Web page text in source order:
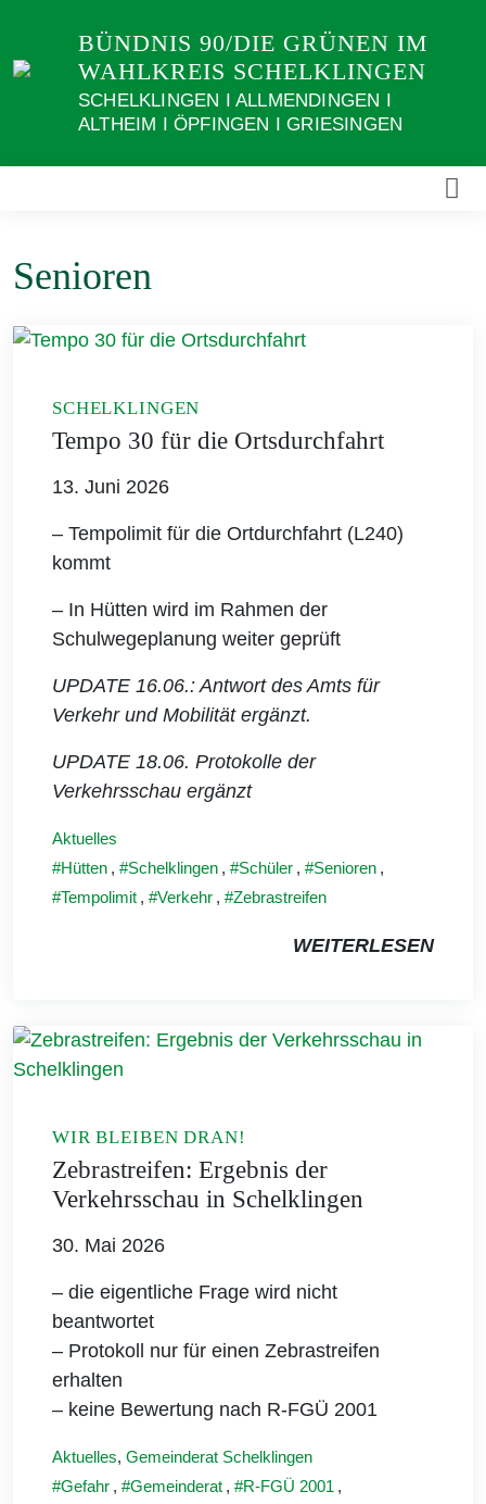
Inhalt
BÜNDNIS 90/DIE GRÜNEN IM
WAHLKREIS SCHELKLINGEN
SCHELKLINGEN I ALLMENDINGEN I
ALTHEIM I ÖPFINGEN I GRIESINGEN
Senioren
SCHELKLINGEN
Tempo 30 für die Ortsdurchfahrt
13. Juni 2026
– Tempolimit für die Ortdurchfahrt (L240)
kommt
– In Hütten wird im Rahmen der
Schulwegeplanung weiter geprüft
UPDATE 16.06.: Antwort des Amts für
Verkehr und Mobilität ergänzt.
UPDATE 18.06. Protokolle der
Verkehrsschau ergänzt
Aktuelles
Hütten , Schelklingen , Schüler , Senioren ,
Tempolimit , Verkehr , Zebrastreifen
WEITERLESEN
WIR BLEIBEN DRAN!
Zebrastreifen: Ergebnis der
Verkehrsschau in Schelklingen
30. Mai 2026
– die eigentliche Frage wird nicht
beantwortet
– Protokoll nur für einen Zebrastreifen
erhalten
– keine Bewertung nach R-FGÜ 2001
Aktuelles, Gemeinderat Schelklingen
Gefahr , Gemeinderat , R-FGÜ 2001 ,